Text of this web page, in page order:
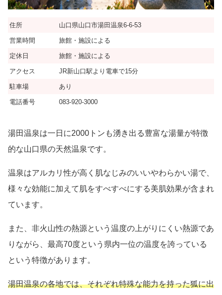
住所 山口県山口市湯田温泉6-6-53
営業時間 旅館・施設による
定休日 旅館・施設による
アクセス JR新山口駅より電車で15分
駐車場 あり
電話番号 083-920-3000
湯田温泉は一日に2000トンも湧き出る豊富な湯量が特徴
的な山口県の天然温泉です。
温泉はアルカリ性が高く肌なじみのいいやわらかい湯で、
様々な効能に加えて肌をすべすべにする美肌効果が含まれ
ています。
また、非火山性の熱源という温度の上がりにくい熱源であ
りながら、最高70度という県内一位の温度を誇っている
という特徴があります。
湯田温泉の各地では、それぞれ特殊な能力を持った狐に出